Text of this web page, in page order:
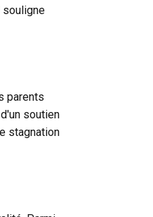
souligne
parents
soutien
stagnation